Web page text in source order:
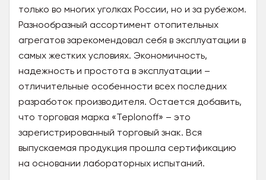
только во многих уголках России, но и за рубежом.
Разнообразный ассортимент отопительных
агрегатов зарекомендовал себя в эксплуатации в
самых жестких условиях. Экономичность,
надежность и простота в эксплуатации –
отличительные особенности всех последних
разработок производителя. Остается добавить,
что торговая марка «Teplonoff» – это
зарегистрированный торговый знак. Вся
выпускаемая продукция прошла сертификацию
на основании лабораторных испытаний.